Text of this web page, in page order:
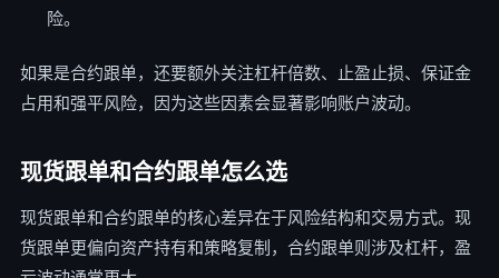
险。
如果是合约跟单，还要额外关注杠杆倍数、止盈止损、保证金
占用和强平风险，因为这些因素会显著影响账户波动。
现货跟单和合约跟单怎么选
现货跟单和合约跟单的核心差异在于风险结构和交易方式。现
货跟单更偏向资产持有和策略复制，合约跟单则涉及杠杆，盈